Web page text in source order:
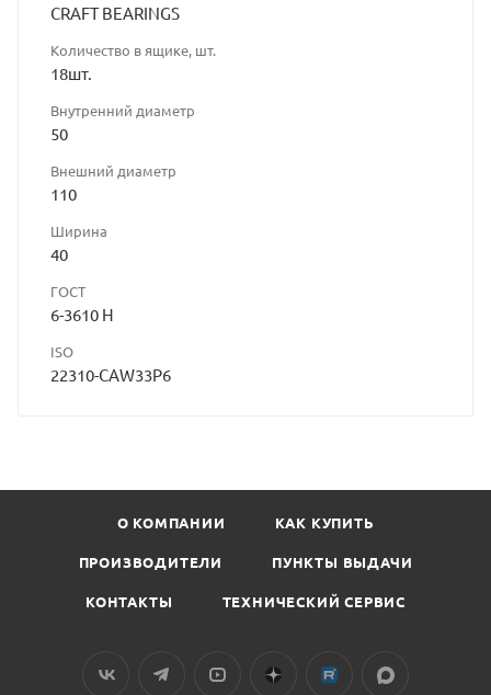
CRAFT BEARINGS
Количество в ящике, шт.
18шт.
Внутренний диаметр
50
Внешний диаметр
110
Ширина
40
ГОСТ
6-3610 H
ISO
22310-CAW33P6
О КОМПАНИИ КАК КУПИТЬ
ПРОИЗВОДИТЕЛИ ПУНКТЫ ВЫДАЧИ
КОНТАКТЫ ТЕХНИЧЕСКИЙ СЕРВИС